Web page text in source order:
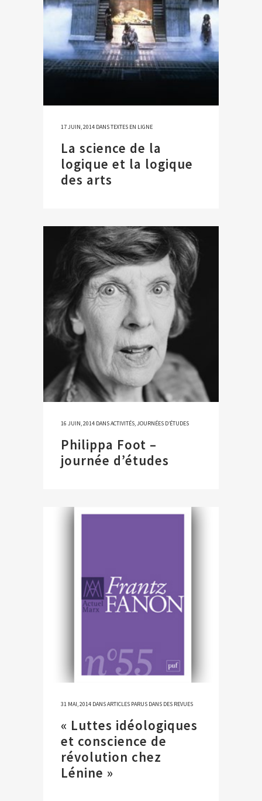
17 JUIN, 2014 DANSTEXTES EN LIGNE
La science de la
logique et la logique
des arts
16 JUIN, 2014 DANSACTIVITÉS,JOURNÉES D’ÉTUDES
Philippa Foot –
journée d’études
31 MAI, 2014 DANSARTICLES PARUS DANS DES REVUES
« Luttes idéologiques
et conscience de
révolution chez
Lénine »